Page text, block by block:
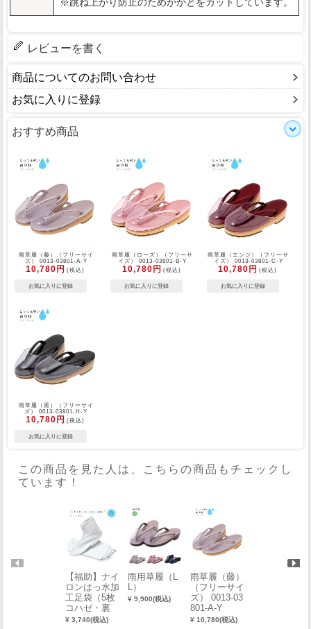
レビューを書く
商品についてのお問い合わせ
お気に入りに登録
おすすめ商品
雨草履（藤）（フリーサイ
ズ） 0013-03801-A-Y
10,780円 (税込)
雨草履（ローズ）（フリーサ
イズ） 0013-03801-B-Y
10,780円 (税込)
雨草履（エンジ）（フリーサ
イズ） 0013-03801-C-Y
10,780円 (税込)
雨草履（黒）（フリーサイ
ズ） 0013-03801-H-Y
10,780円 (税込)
この商品を見た人は、こちらの商品もチェックし
ています！
【福助】ナイ
ロンはっ水加
工足袋（5枚
コハゼ・裏
付）【2足
¥ 3,740(税込)
雨用草履（L
L）
¥ 9,900(税込)
雨草履（藤）
（フリーサイ
ズ） 0013-03
801-A-Y
¥ 10,780(税込)